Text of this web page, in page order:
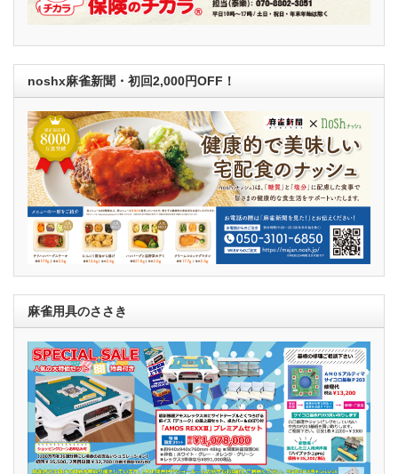
noshx麻雀新聞・初回2,000円OFF！
麻雀用具のささき